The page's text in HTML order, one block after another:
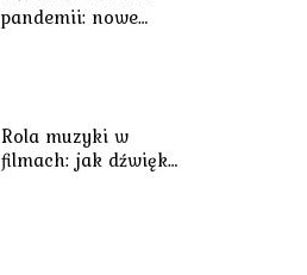
pandemii: nowe
Rola muzyki w
filmach: jak dźwięk